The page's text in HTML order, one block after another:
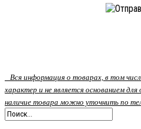
Вся информация о товарах, в том
характер и не является основанием
наличие товара можно уточнить по